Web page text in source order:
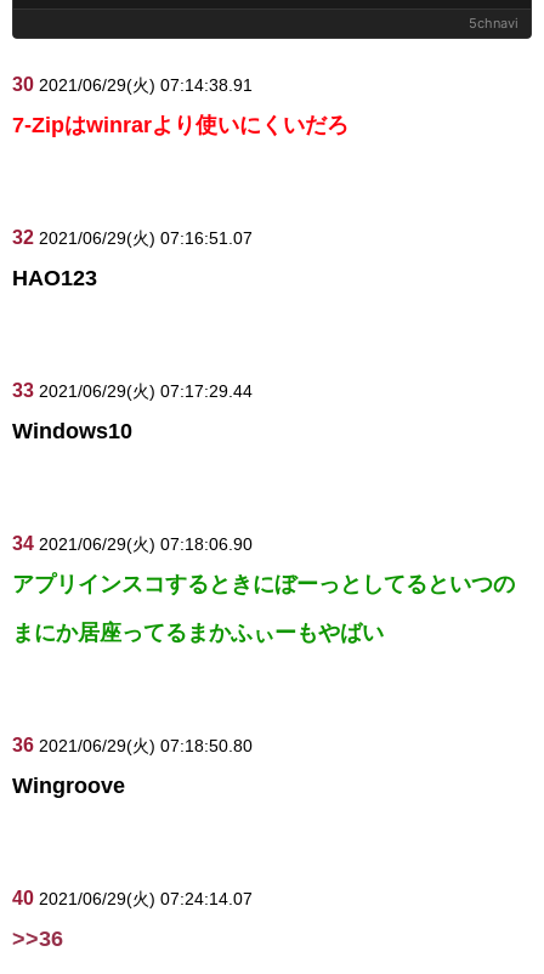
5chnavi
30 2021/06/29(火) 07:14:38.91
7-Zipはwinrarより使いにくいだろ
32 2021/06/29(火) 07:16:51.07
HAO123
33 2021/06/29(火) 07:17:29.44
Windows10
34 2021/06/29(火) 07:18:06.90
アプリインスコするときにぼーっとしてるといつの
まにか居座ってるまかふぃーもやばい
36 2021/06/29(火) 07:18:50.80
Wingroove
40 2021/06/29(火) 07:24:14.07
>>36